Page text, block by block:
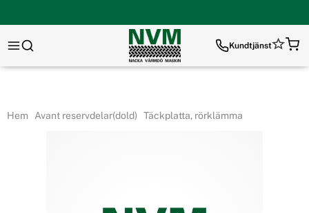
Kundtjänst
Hem Avant reservdelar(dold) Täckplatta, rörklämma